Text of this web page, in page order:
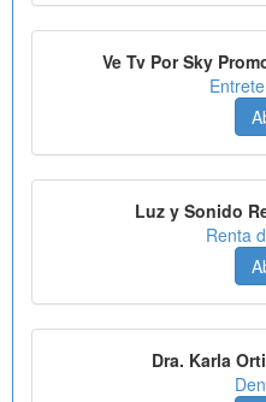
Ve Tv Por Sky
Luz y Sonido
Renta
Dra. Karla